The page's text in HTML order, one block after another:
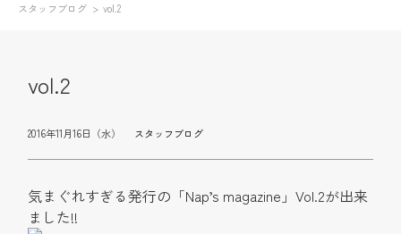
スタッフブログ vol.2
vol.2
2016年11月16日（水） スタッフブログ
気まぐれすぎる発行の「Nap’s magazine」Vol.2が出来
ました!!